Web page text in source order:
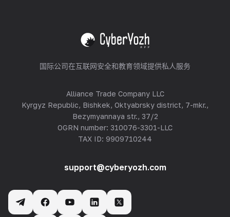
查看全部
国际公司在互联网安全和教育领域提供私人服务
Alliance Trade Company LLC
Kyrgyz Republic, Bishkek, Oktyabrsky district, 7-mkr.,
Bezymyannaya str., 37/2
OGRN number: 310076-3301-LLC
TAX ID: 9909710244
support@cyberyozh.com